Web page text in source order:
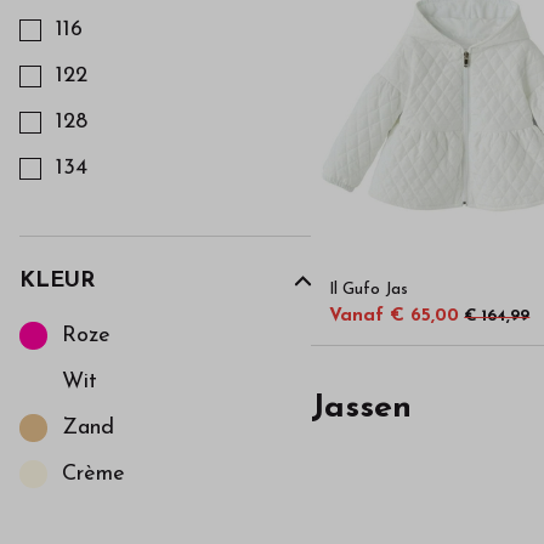
116
122
128
134
KLEUR
Kies een Kleur om op te filteren
Roze
Wit
Zand
Crème
Il Gufo Jas
Vanaf € 65,00 € 164,99
Jassen